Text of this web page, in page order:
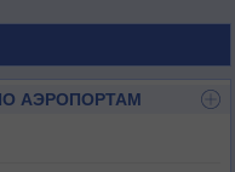
АЭРОПОРТАМ